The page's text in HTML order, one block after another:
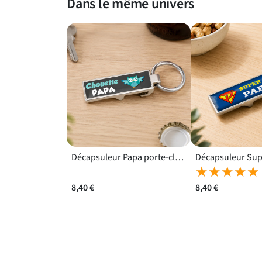
Décapsuleur Papa porte-clés - cadeau original pour papa pour rappeler à un père combien il compte
8,40 €
★★★★★
★★★★★
8,40 €